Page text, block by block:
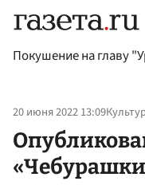
Покушение на главу
20 июня 2022 13:09